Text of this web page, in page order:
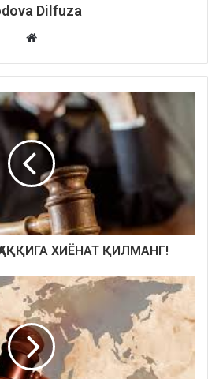
Dilfuza
Website
ХИЁНАТ ҚИЛМАНГ!